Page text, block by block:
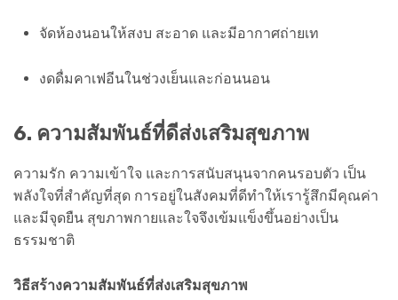
จัดห้องนอนให้สงบ สะอาด และมีอากาศถ่ายเท
งดดื่มคาเฟอีนในช่วงเย็นและก่อนนอน
6. ความสัมพันธ์ที่ดีส่งเสริมสุขภาพ
ความรัก ความเข้าใจ และการสนับสนุนจากคนรอบตัว เป็น
พลังใจที่สำคัญที่สุด การอยู่ในสังคมที่ดีทำให้เรารู้สึกมีคุณค่า
และมีจุดยืน สุขภาพกายและใจจึงเข้มแข็งขึ้นอย่างเป็น
ธรรมชาติ
วิธีสร้างความสัมพันธ์ที่ส่งเสริมสุขภาพ